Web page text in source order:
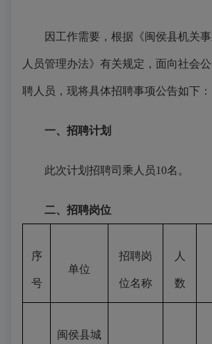
因工作需要，根据《闽侯县机关
人员管理办法》有关规定，面向社会
聘人员，现将具体招聘事项公告如下：
一、招聘计划
此次计划招聘司乘人员10名。
二、招聘岗位
序
号
单位
招聘岗
位名称
人
数
闽侯县城